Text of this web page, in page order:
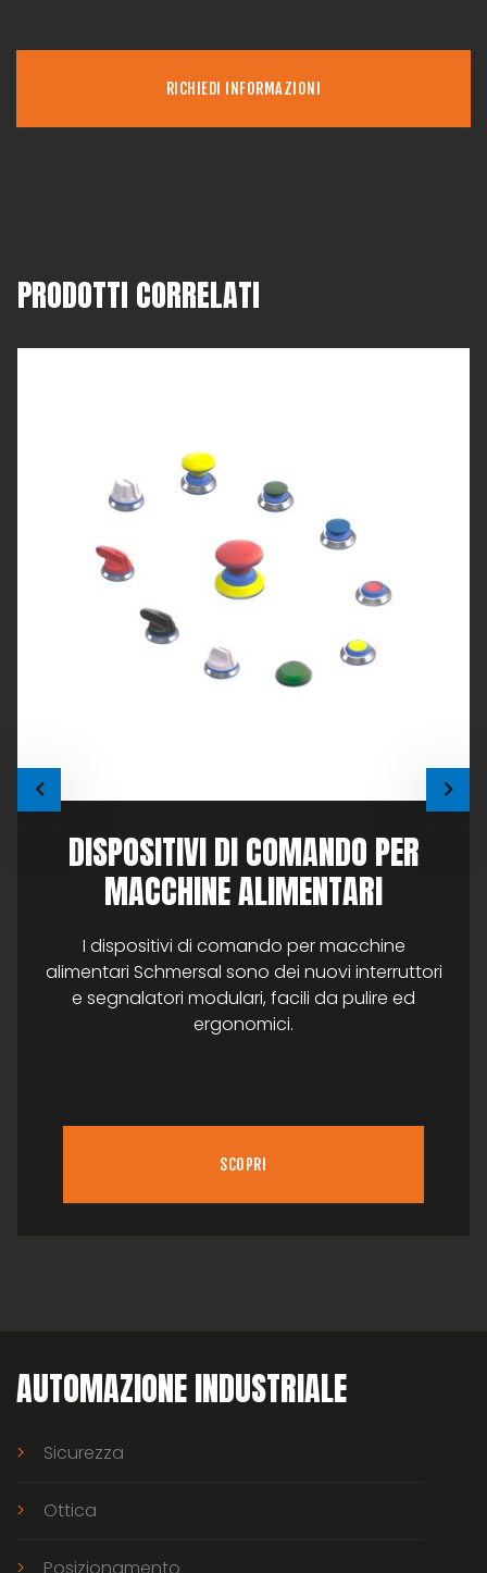
RICHIEDI INFORMAZIONI
PRODOTTI CORRELATI
DISPOSITIVI DI COMANDO PER
MACCHINE ALIMENTARI
I dispositivi di comando per macchine
alimentari Schmersal sono dei nuovi interruttori
e segnalatori modulari, facili da pulire ed
ergonomici.
SCOPRI
AUTOMAZIONE INDUSTRIALE
Sicurezza
Ottica